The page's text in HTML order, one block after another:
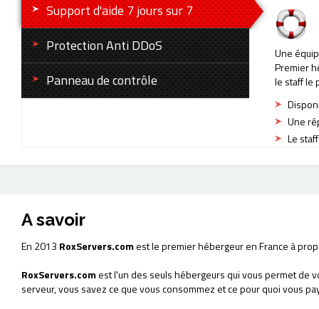
Support d'aide 7 jours sur 7
Protection Anti DDoS
Panneau de contrôle
Une
Premier
le staff le
Une
Le
A savoir
En 2013 RoxServers.comest le premier hébergeur en France à
RoxServers.comest l'un des seuls hébergeurs qui vous permet de
serveur, vous savez ce que vous consommez et ce pour quoi vous